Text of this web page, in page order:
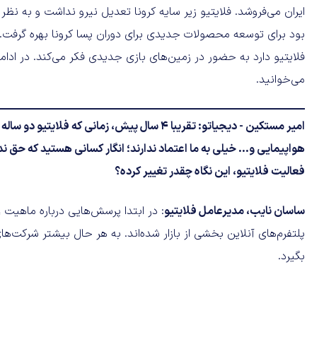
ایران می‌فروشد. فلایتیو زیر سایه کرونا تعدیل نیرو نداشت و
بود برای توسعه محصولات جدیدی برای دوران پسا کرونا بهره
فلایتیو دارد به حضور در زمین‌های بازی جدیدی فکر می‌کند. در
می‌خوانید.
امیر مستکین - دیجیاتو: تقریبا ۴ سال پیش،
فعالیت فلایتیو، این نگاه چقدر تغییر کرده؟
ساسان نایب، مدیرعامل فلایتیو: در ابتدا پرسش‌هایی درباره
پلتفرم‌های آنلاین بخشی از بازار شده‌اند. به هر حال بیشتر
بگیرد.